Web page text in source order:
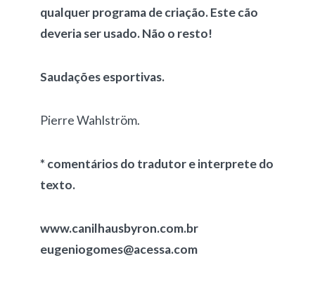
qualquer programa de criação. Este cão
deveria ser usado. Não o resto!
Saudações esportivas.
Pierre Wahlström.
* comentários do tradutor e interprete do
texto.
www.canilhausbyron.com.br
eugeniogomes@acessa.com